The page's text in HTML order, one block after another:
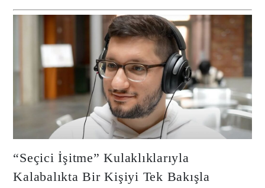
“Seçici İşitme” Kulaklıklarıyla
Kalabalıkta Bir Kişiyi Tek Bakışla